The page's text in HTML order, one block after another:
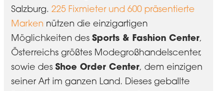
Salzburg. 225 Fixmieter und 600 präsentierte
Marken nützen die einzigartigen
Möglichkeiten des Sports & Fashion Center,
Österreichs größtes Modegroßhandelscenter,
sowie des Shoe Order Center, dem einzigen
seiner Art im ganzen Land. Dieses geballte